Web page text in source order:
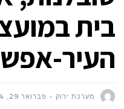
בית
העיר-
מערכת ירוק פברואר 29, 2024